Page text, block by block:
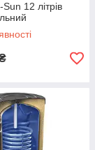
12 літрів